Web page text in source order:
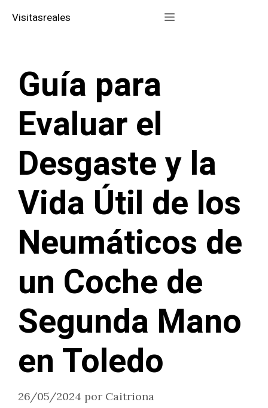
Visitasreales Menú
Guía para
Evaluar el
Desgaste y la
Vida Útil de los
Neumáticos de
un Coche de
Segunda Mano
en Toledo
26/05/2024 por Caitriona